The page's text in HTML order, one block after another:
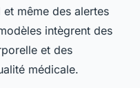
même des alertes
intègrent des
et des
médicale.